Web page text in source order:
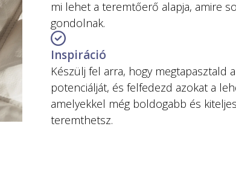
mi lehet a teremtőerő alapja, amire
Inspiráció
Készülj fel arra, hogy megtapasztald
potenciálját, és felfedezd azokat a
amelyekkel még boldogabb és